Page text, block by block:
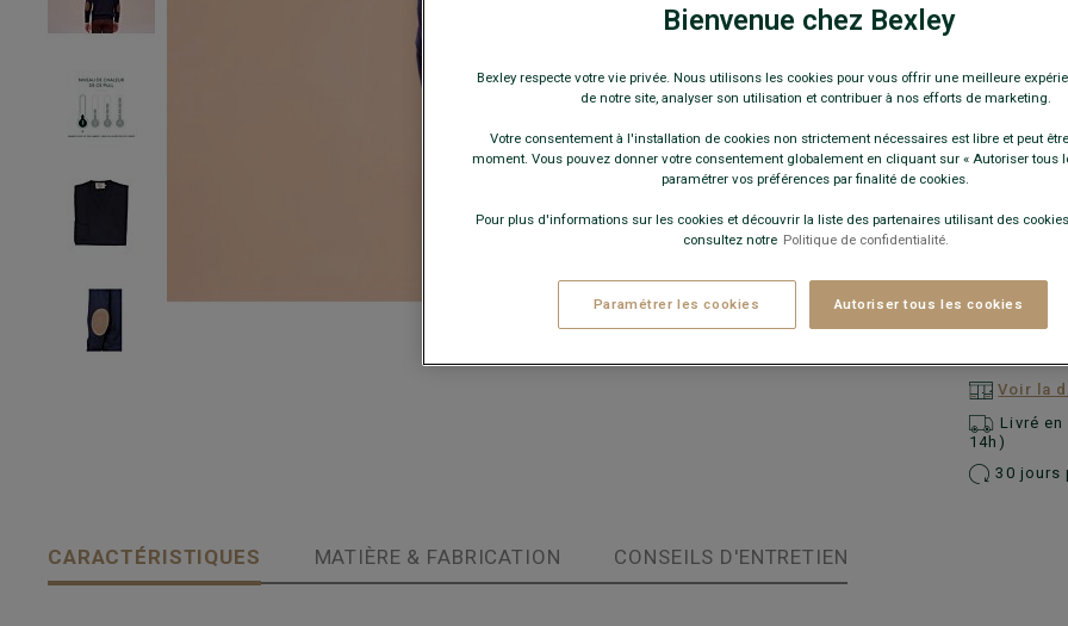
Voir la
Livré
14h)
30 jours
CARACTÉRISTIQUES MATIÈRE & FABRICATION CONSEILS D'ENTRETIEN
Bienvenue chez Bexley
Bexley respecte votre vie privée. Nous utilisons les cookies pour vous offrir une meilleure
de notre site, analyser son utilisation et contribuer à nos efforts de marketing.
Votre consentement à l'installation de cookies non strictement nécessaires est libre et peut
moment. Vous pouvez donner votre consentement globalement en cliquant sur « Autoriser tous
paramétrer vos préférences par finalité de cookies.
Pour plus d'informations sur les cookies et découvrir la liste des partenaires utilisant des
consultez notre Politique de confidentialité.
Paramétrer les cookies Autoriser tous les cookies